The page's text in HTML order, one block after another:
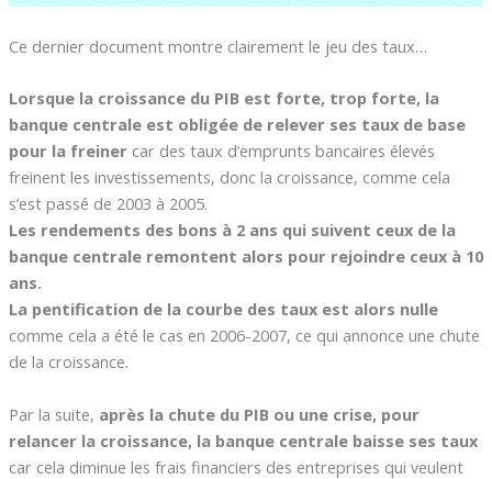
Ce dernier document montre clairement le jeu des taux…
Lorsque la croissance du PIB est forte, trop forte, la
banque centrale est obligée de relever ses taux de base
pour la freiner car des taux d’emprunts bancaires élevés
freinent les investissements, donc la croissance, comme cela
s’est passé de 2003 à 2005.
Les rendements des bons à 2 ans qui suivent ceux de la
banque centrale remontent alors pour rejoindre ceux à 10
ans.
La pentification de la courbe des taux est alors nulle
comme cela a été le cas en 2006-2007, ce qui annonce une chute
de la croissance.
Par la suite, après la chute du PIB ou une crise, pour
relancer la croissance, la banque centrale baisse ses taux
car cela diminue les frais financiers des entreprises qui veulent